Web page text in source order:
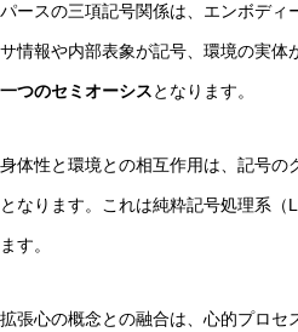
パースの三項記号関係は、エンボデ
サ情報や内部表象が記号、環境の実
一つのセミオーシスとなります。
身体性と環境との相互作用は、記号
となります。これは純粋記号処理系
ます。
拡張心の概念との融合は、心的プロ